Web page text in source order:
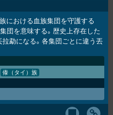
族における血族集団を守護する
集団を意味する。歴史上存在した
勐になる。各集団ごとに違う丟
傣（タイ）族